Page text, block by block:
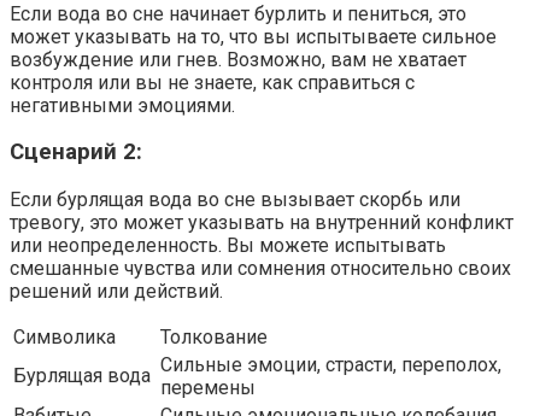
Если вода во сне начинает бурлить и пениться, это
может указывать на то, что вы испытываете сильное
возбуждение или гнев. Возможно, вам не хватает
контроля или вы не знаете, как справиться с
негативными эмоциями.
Сценарий 2:
Если бурлящая вода во сне вызывает скорбь или
тревогу, это может указывать на внутренний конфликт
или неопределенность. Вы можете испытывать
смешанные чувства или сомнения относительно своих
решений или действий.
Символика
Толкование
Бурлящая вода Сильные эмоции, страсти, переполох,
перемены